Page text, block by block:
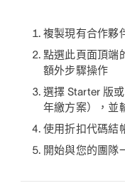
複製現有合作夥
點選此頁面頂端
額外步驟操作
選擇 Starter 版
年繳方案），並
使用折扣代碼結
開始與您的團隊